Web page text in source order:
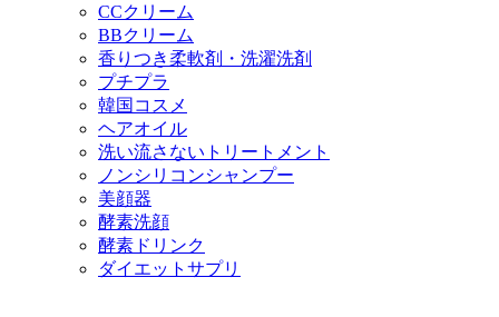
CCクリーム
BBクリーム
香りつき柔軟剤・洗濯洗剤
プチプラ
韓国コスメ
ヘアオイル
洗い流さないトリートメント
ノンシリコンシャンプー
美顔器
酵素洗顔
酵素ドリンク
ダイエットサプリ